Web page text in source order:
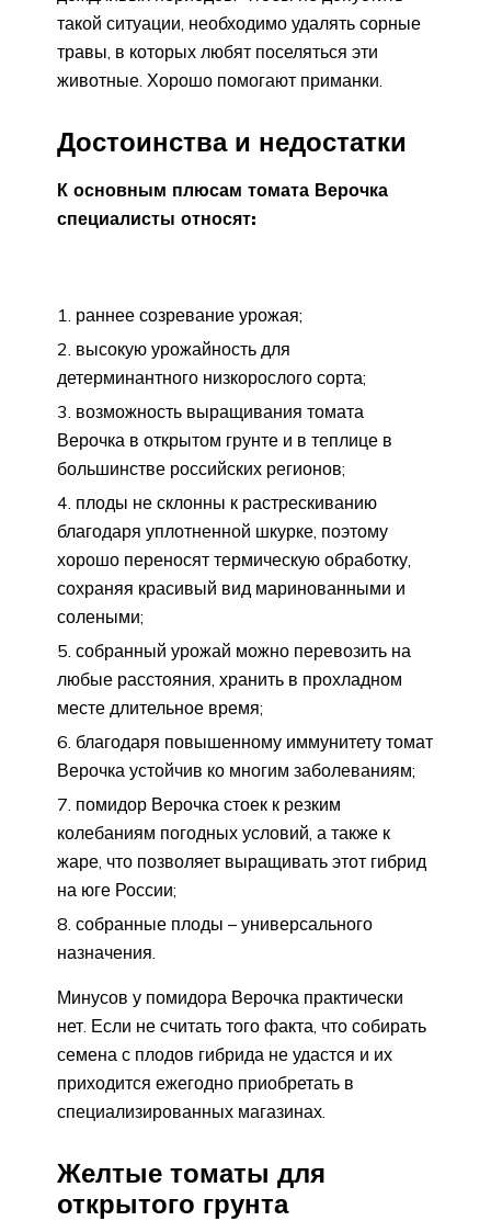
такой ситуации, необходимо удалять сорные
травы, в которых любят поселяться эти
животные. Хорошо помогают приманки.
Достоинства и недостатки
К основным плюсам томата Верочка
специалисты относят:
раннее созревание урожая;
высокую урожайность для
детерминантного низкорослого сорта;
возможность выращивания томата
Верочка в открытом грунте и в теплице в
большинстве российских регионов;
плоды не склонны к растрескиванию
благодаря уплотненной шкурке, поэтому
хорошо переносят термическую обработку,
сохраняя красивый вид маринованными и
солеными;
собранный урожай можно перевозить на
любые расстояния, хранить в прохладном
месте длительное время;
благодаря повышенному иммунитету томат
Верочка устойчив ко многим заболеваниям;
помидор Верочка стоек к резким
колебаниям погодных условий, а также к
жаре, что позволяет выращивать этот гибрид
на юге России;
собранные плоды – универсального
назначения.
Минусов у помидора Верочка практически
нет. Если не считать того факта, что собирать
семена с плодов гибрида не удастся и их
приходится ежегодно приобретать в
специализированных магазинах.
Желтые томаты для
открытого грунта